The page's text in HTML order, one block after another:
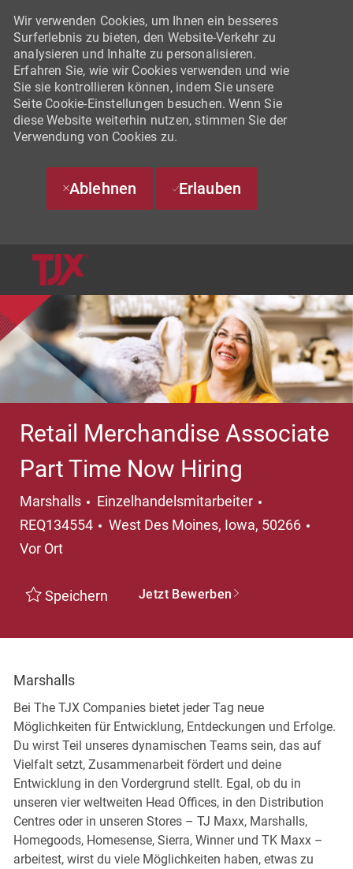
Wir verwenden Cookies, um Ihnen ein besseres
Surferlebnis zu bieten, den Website-Verkehr zu
analysieren und Inhalte zu personalisieren.
Erfahren Sie, wie wir Cookies verwenden und wie
Sie sie kontrollieren können, indem Sie unsere
Seite Cookie-Einstellungen besuchen. Wenn Sie
diese Website weiterhin nutzen, stimmen Sie der
Verwendung von Cookies zu.
Ablehnen Erlauben
Retail Merchandise Associate
Part Time Now Hiring
Marshalls Kategorie
Einzelhandelsmitarbeiter
REQ134554
Ort
West Des Moines, Iowa, 50266
Vor Ort
Speichern Jetzt Bewerben
Marshalls
Bei The TJX Companies bietet jeder Tag neue
Möglichkeiten für Entwicklung, Entdeckungen und Erfolge.
Du wirst Teil unseres dynamischen Teams sein, das auf
Vielfalt setzt, Zusammenarbeit fördert und deine
Entwicklung in den Vordergrund stellt. Egal, ob du in
unseren vier weltweiten Head Offices, in den Distribution
Centres oder in unseren Stores – TJ Maxx, Marshalls,
Homegoods, Homesense, Sierra, Winner und TK Maxx –
arbeitest, wirst du viele Möglichkeiten haben, etwas zu